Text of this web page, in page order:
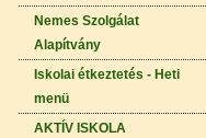
Nemes Szolgálat
Alapítvány
Iskolai étkeztetés - Heti
menü
AKTÍV ISKOLA